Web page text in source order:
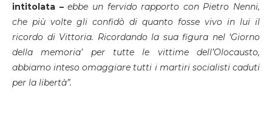
intitolata –ebbe un fervido rapporto con Pietro Nenni,
che più volte gli confidò di quanto fosse vivo in lui il
ricordo di Vittoria. Ricordando la sua figura nel ‘Giorno
della memoria’ per tutte le vittime dell’Olocausto,
abbiamo inteso omaggiare tutti i martiri socialisti caduti
per la libertà”.